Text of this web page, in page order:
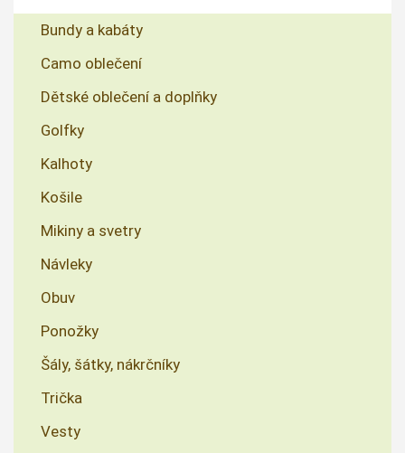
Bundy a kabáty
Camo oblečení
Dětské oblečení a doplňky
Golfky
Kalhoty
Košile
Mikiny a svetry
Návleky
Obuv
Ponožky
Šály, šátky, nákrčníky
Trička
Vesty